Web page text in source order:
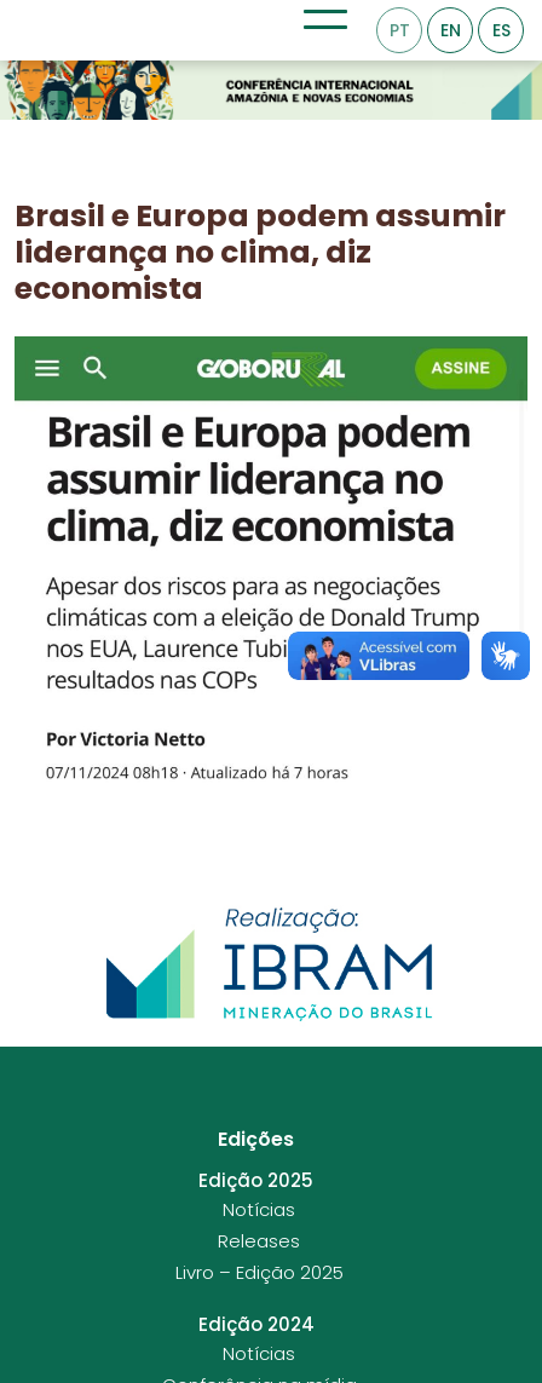
PT EN ES
Brasil e Europa podem assumir
liderança no clima, diz
economista
Edições
Edição 2025
Notícias
Releases
Livro – Edição 2025
Edição 2024
Notícias